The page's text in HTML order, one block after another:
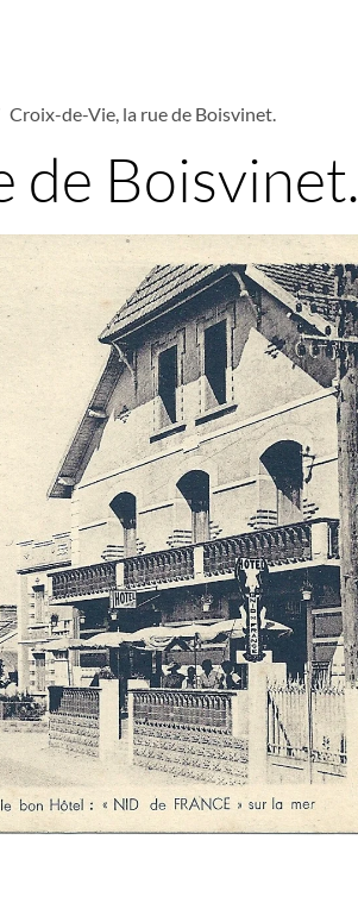
Croix-de-Vie, la rue de Boisvinet.
de Boisvinet.